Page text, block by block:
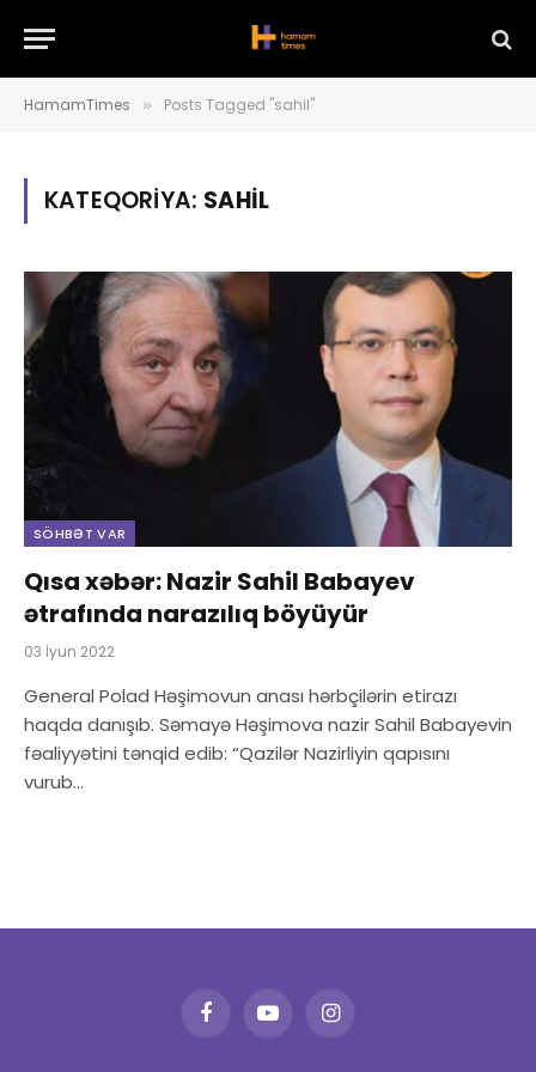
HamamTimes » Posts Tagged "sahil"
KATEQORIYA: SAHIL
SÖHBƏT VAR
Qısa xəbər: Nazir Sahil Babayev
ətrafında narazılıq böyüyür
03 İyun 2022
General Polad Həşimovun anası hərbçilərin etirazı
haqda danışıb. Səmayə Həşimova nazir Sahil Babayevin
fəaliyyətini tənqid edib: “Qazilər Nazirliyin qapısını
vurub…
FacebookYouTubeInstagram